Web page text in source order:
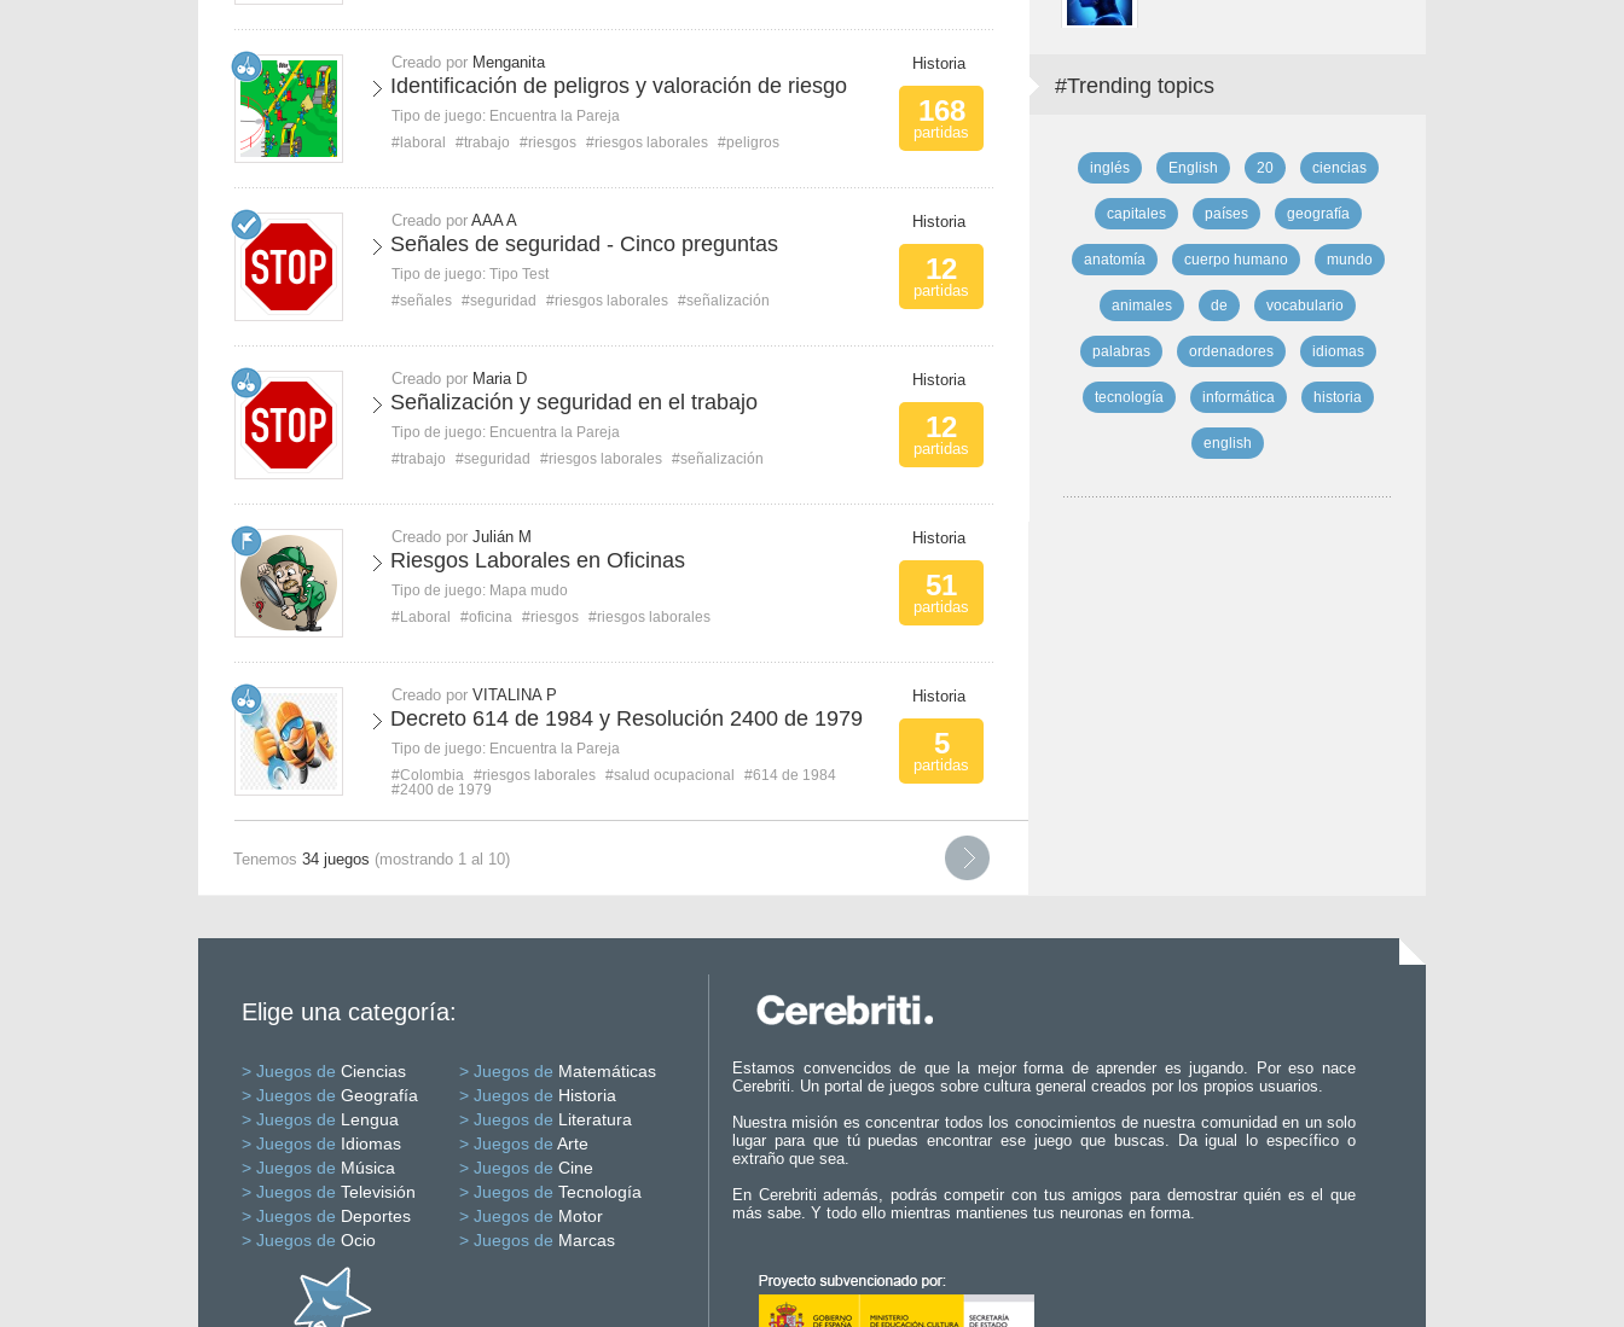
Creado por Menganita
Identificación de peligros y valoración de riesgo
Tipo de juego: Encuentra la Pareja
#laboral
#trabajo #riesgos #riesgos laborales #peligros
Historia
168
partidas
Creado por AAA A
Señales de seguridad - Cinco preguntas
Tipo de juego: Tipo Test
#señales #seguridad #riesgos laborales #señalización
Historia
12
partidas
Creado por Maria D
Señalización y seguridad en el trabajo
Tipo de juego: Encuentra la Pareja
#trabajo
#seguridad #riesgos laborales #señalización
Historia
12
partidas
Creado por Julián M
Riesgos Laborales en Oficinas
Tipo de juego: Mapa mudo
#Laboral
#oficina #riesgos #riesgos laborales
Historia
51
partidas
Creado por VITALINA P
Decreto 614 de 1984 y Resolución 2400 de 1979
Tipo de juego: Encuentra la Pareja
#Colombia #riesgos laborales #salud ocupacional
#614 de 1984
#2400 de 1979
Historia
5
partidas
Tenemos 34 juegos (mostrando 1 al 10)
#Trending topics
inglés English 20 ciencias
capitales países geografía
anatomía cuerpo humano mundo
animales de vocabulario
palabras ordenadores idiomas
tecnología informática historia
english
Elige una categoría:
> Juegos de Ciencias > Juegos de Matemáticas
> Juegos de Geografía > Juegos de Historia
> Juegos de Lengua > Juegos de Literatura
> Juegos de Idiomas > Juegos de Arte
> Juegos de Música > Juegos de Cine
> Juegos de Televisión > Juegos de Tecnología
> Juegos de Deportes > Juegos de Motor
> Juegos de Ocio > Juegos de Marcas
Estamos convencidos de que la mejor forma de aprender es jugando. Por eso nace
Cerebriti. Un portal de juegos sobre cultura general creados por los propios usuarios.
Nuestra misión es concentrar todos los conocimientos de nuestra comunidad en un solo
lugar para que tú puedas encontrar ese juego que buscas. Da igual lo específico o
extraño que sea.
En Cerebriti además, podrás competir con tus amigos para demostrar quién es el que
más sabe. Y todo ello mientras mantienes tus neuronas en forma.